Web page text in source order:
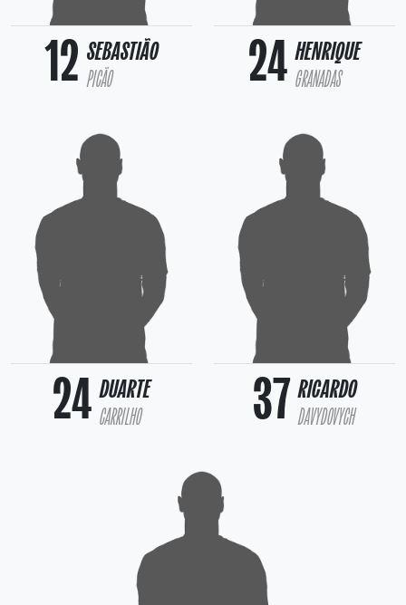
12 SEBASTIÃO
PICÃO 24 HENRIQUE
GRANADAS
24 DUARTE
CARRILHO 37 RICARDO
DAVYDOVYCH